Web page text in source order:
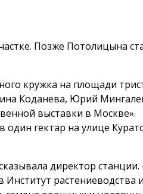
Позже Потолицына
кружка на площади
Коданева, Юрий
выставки в Москве».
гектар на улице
директор
Институт растениеводства